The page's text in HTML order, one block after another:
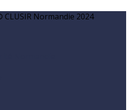
Normandie 2024